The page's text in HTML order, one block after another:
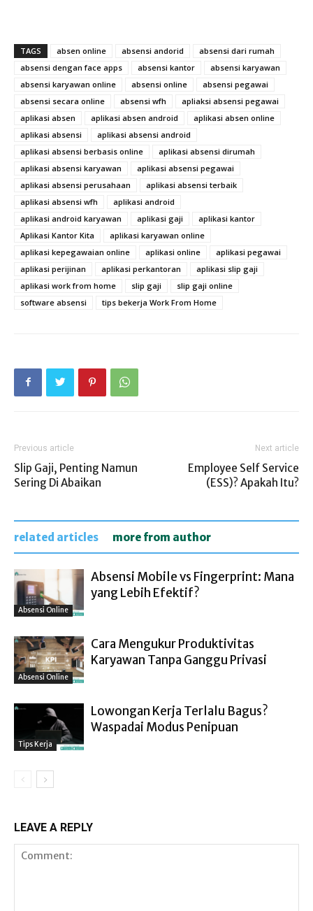
TAGS absen online absensi andorid
absensi dari rumah
absensi dengan face apps
absensi kantor
absensi karyawan
absensi karyawan online
absensi online
absensi pegawai
absensi secara online
absensi wfh
apliaksi absensi pegawai
aplikasi absen
aplikasi absen android
aplikasi absen online
aplikasi absensi
aplikasi absensi android
aplikasi absensi berbasis online
aplikasi absensi dirumah
aplikasi absensi karyawan
aplikasi absensi pegawai
aplikasi absensi perusahaan
aplikasi absensi terbaik
aplikasi absensi wfh
aplikasi android
aplikasi android karyawan
aplikasi gaji
aplikasi kantor
Aplikasi Kantor Kita
aplikasi karyawan online
aplikasi kepegawaian online
aplikasi online
aplikasi pegawai
aplikasi perijinan
aplikasi perkantoran
aplikasi slip gaji
aplikasi work from home
slip gaji
slip gaji online
software absensi
tips bekerja Work From Home
Previous article
Slip Gaji, Penting Namun
Sering Di Abaikan
Next article
Employee Self Service
(ESS)? Apakah Itu?
related articles more from author
Absensi Online
Absensi Mobile vs Fingerprint: Mana
yang Lebih Efektif?
Absensi Online
Cara Mengukur Produktivitas
Karyawan Tanpa Ganggu Privasi
Tips Kerja
Lowongan Kerja Terlalu Bagus?
Waspadai Modus Penipuan
LEAVE A REPLY